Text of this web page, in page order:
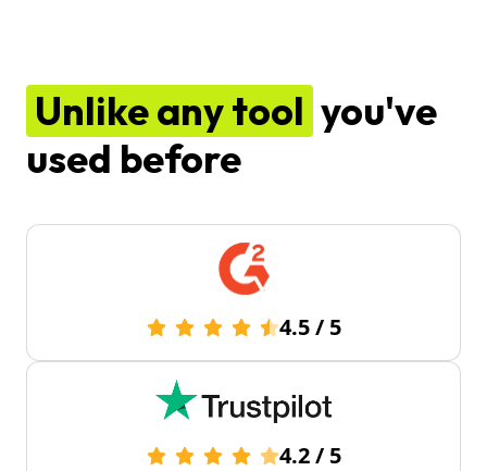
Unlike any tool you've
used before
4.5/ 5
4.2/ 5